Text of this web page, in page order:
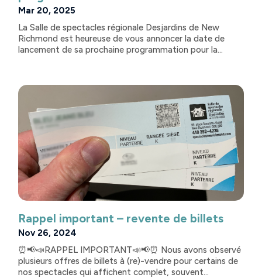
Mar 20, 2025
La Salle de spectacles régionale Desjardins de New
Richmond est heureuse de vous annoncer la date de
lancement de sa prochaine programmation pour la...
Rappel important – revente de billets
Nov 26, 2024
⏰📢📣RAPPEL IMPORTANT📣📢⏰ Nous avons observé
plusieurs offres de billets à (re)-vendre pour certains de
nos spectacles qui affichent complet, souvent...